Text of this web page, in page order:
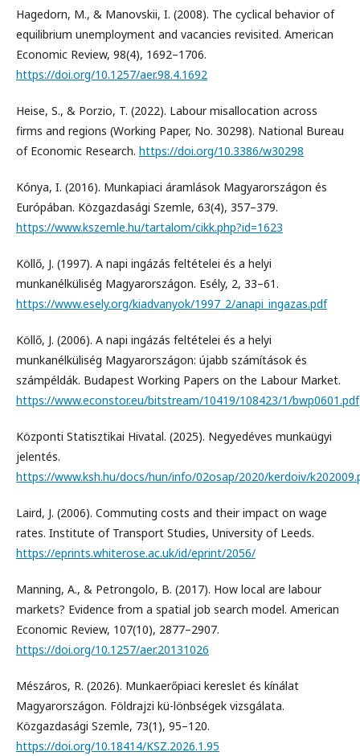
Hagedorn, M., & Manovskii, I. (2008). The cyclical behavior of
equilibrium unemployment and vacancies revisited. American
Economic Review, 98(4), 1692–1706.
https://doi.org/10.1257/aer.98.4.1692
Heise, S., & Porzio, T. (2022). Labour misallocation across
firms and regions (Working Paper, No. 30298). National Bureau
of Economic Research. https://doi.org/10.3386/w30298
Kónya, I. (2016). Munkapiaci áramlások Magyarországon és
Európában. Közgazdasági Szemle, 63(4), 357–379.
https://www.kszemle.hu/tartalom/cikk.php?id=1623
Köllő, J. (1997). A napi ingázás feltételei és a helyi
munkanélküliség Magyarországon. Esély, 2, 33–61.
https://www.esely.org/kiadvanyok/1997_2/anapi_ingazas.pdf
Köllő, J. (2006). A napi ingázás feltételei és a helyi
munkanélküliség Magyarországon: újabb számítások és
számpéldák. Budapest Working Papers on the Labour Market.
https://www.econstor.eu/bitstream/10419/108423/1/bwp0601.pdf
Központi Statisztikai Hivatal. (2025). Negyedéves munkaügyi
jelentés.
https://www.ksh.hu/docs/hun/info/02osap/2020/kerdoiv/
Laird, J. (2006). Commuting costs and their impact on wage
rates. Institute of Transport Studies, University of Leeds.
https://eprints.whiterose.ac.uk/id/eprint/2056/
Manning, A., & Petrongolo, B. (2017). How local are labour
markets? Evidence from a spatial job search model. American
Economic Review, 107(10), 2877–2907.
https://doi.org/10.1257/aer.20131026
Mészáros, R. (2026). Munkaerőpiaci kereslet és kínálat
Magyarországon. Földrajzi kü-lönbségek vizsgálata.
Közgazdasági Szemle, 73(1), 95–120.
https://doi.org/10.18414/KSZ.2026.1.95